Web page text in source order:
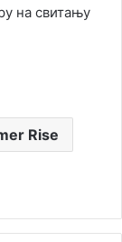
на свитању
Rise